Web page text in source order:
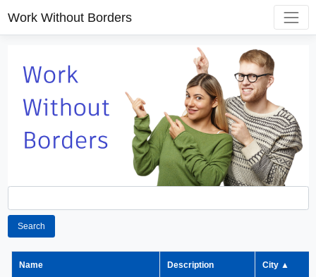
Work Without Borders
Search
Name Description City ▲